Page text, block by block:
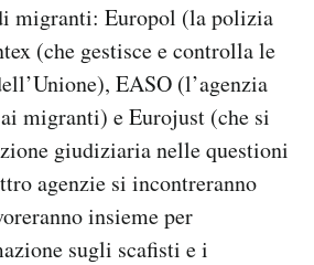
migranti: Europol (la polizia
(che gestisce e controlla le
EASO (l’agenzia
migranti) e Eurojust (che si
giudiziaria nelle questioni
agenzie si incontreranno
insieme per
sugli scafisti e i